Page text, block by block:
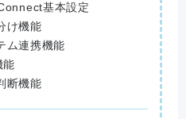
基本設定
け機能
ム連携機能
能
断機能